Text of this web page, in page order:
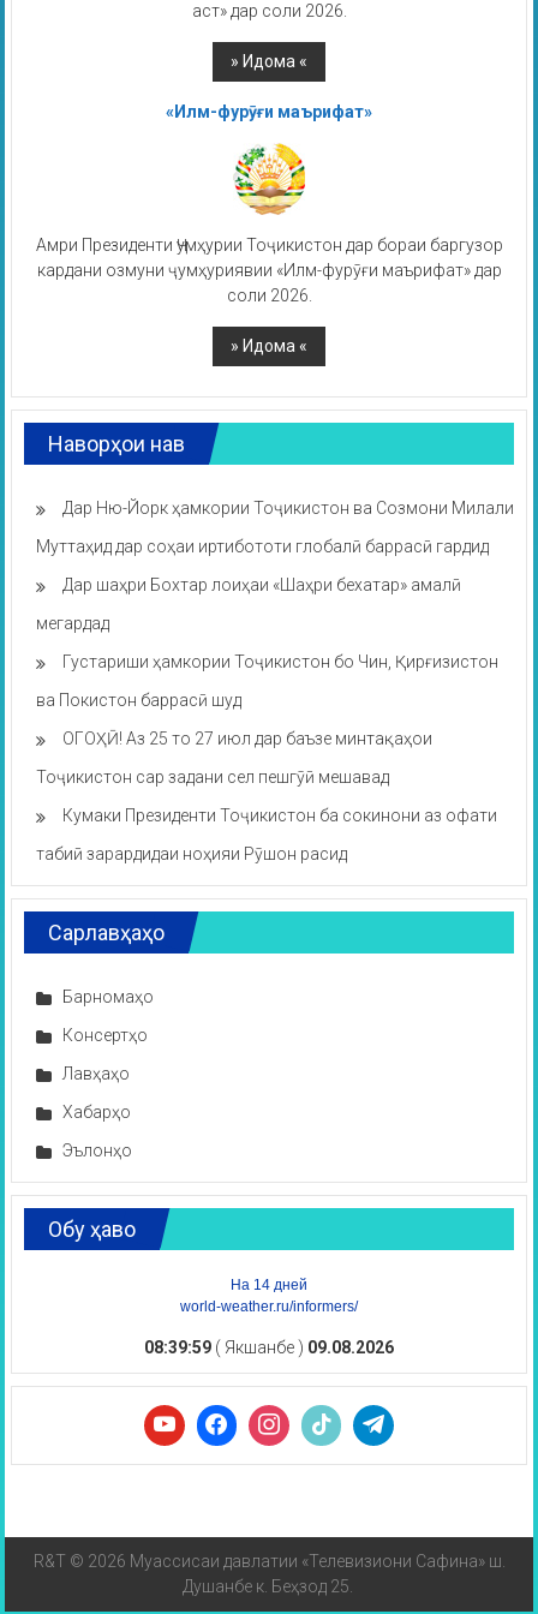
аст» дар соли 2026.
«Илм-фурӯғи маърифат»
Амри Президенти Ҷумҳурии Тоҷикистон дар бораи баргузор
кардани озмуни ҷумҳуриявии «Илм-фурӯғи маърифат» дар
соли 2026.
Наворҳои нав
Дар Ню-Йорк ҳамкории Тоҷикистон ва Созмони Милали
Муттаҳид дар соҳаи иртибототи глобалӣ баррасӣ гардид
Дар шаҳри Бохтар лоиҳаи «Шаҳри бехатар» амалӣ
мегардад
Густариши ҳамкории Тоҷикистон бо Чин, Қирғизистон
ва Покистон баррасӣ шуд
ОГОҲӢ! Аз 25 то 27 июл дар баъзе минтақаҳои
Тоҷикистон сар задани сел пешгӯӣ мешавад
Кумаки Президенти Тоҷикистон ба сокинони аз офати
табиӣ зарардидаи ноҳияи Рӯшон расид
Сарлавҳаҳо
Барномаҳо
Консертҳо
Лавҳаҳо
Хабарҳо
Эълонҳо
Обу ҳаво
На 14 дней
world-weather.ru/informers/
08:39:59 ( Якшанбе ) 09.08.2026
R&T © 2026 Муассисаи давлатии «Телевизиони Сафина» ш.
Душанбе к. Беҳзод 25.